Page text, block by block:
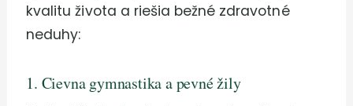
kvalitu života a riešia bežné zdravotné
neduhy:
1. Cievna gymnastika a pevné žily